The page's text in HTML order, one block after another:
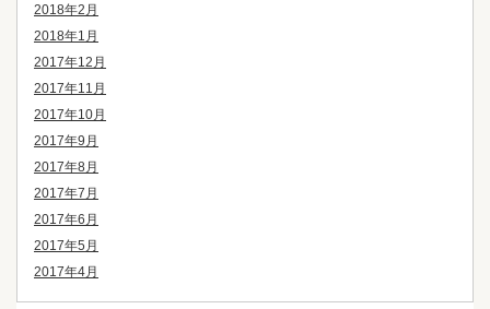
2018年2月
2018年1月
2017年12月
2017年11月
2017年10月
2017年9月
2017年8月
2017年7月
2017年6月
2017年5月
2017年4月